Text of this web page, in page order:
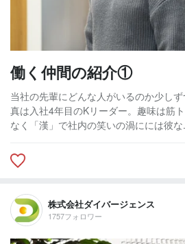
働く仲間の紹介①
当社の先輩にどんな人がいるのか少し
真は入社4年目のKリーダー。趣味は筋
なく「漢」で社内の笑いの渦にには彼な
株式会社ダイバージェンス
1757フォロワー